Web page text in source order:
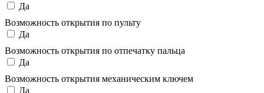
Да
Возможность открытия по пульту
Да
Возможность открытия по отпечатку пальца
Да
Возможность открытия механическим ключем
Да